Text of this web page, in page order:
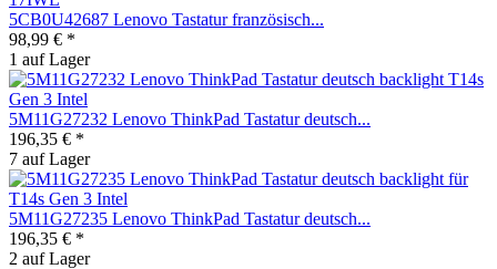
5CB0U42687 Lenovo Tastatur französisch...
98,99 € *
1 auf Lager
5M11G27232 Lenovo ThinkPad Tastatur deutsch...
196,35 € *
7 auf Lager
5M11G27235 Lenovo ThinkPad Tastatur deutsch...
196,35 € *
2 auf Lager